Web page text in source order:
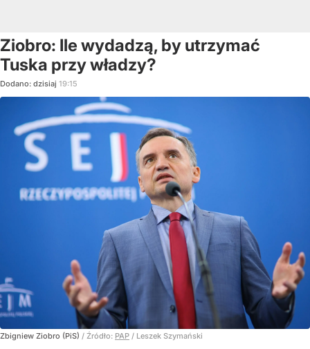
Ziobro: Ile wydadzą, by utrzymać
Tuska przy władzy?
Dodano: dzisiaj 19:15
Zbigniew Ziobro (PiS) / Źródło: PAP / Leszek Szymański